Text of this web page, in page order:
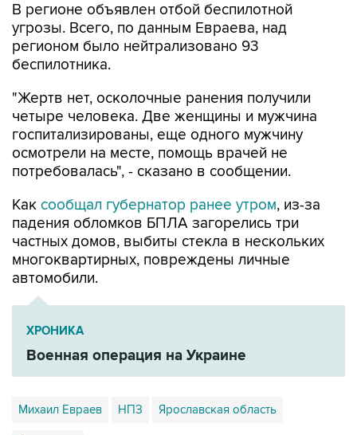
В регионе объявлен отбой беспилотной
угрозы. Всего, по данным Евраева, над
регионом было нейтрализовано 93
беспилотника.
"Жертв нет, осколочные ранения получили
четыре человека. Две женщины и мужчина
госпитализированы, еще одного мужчину
осмотрели на месте, помощь врачей не
потребовалась", - сказано в сообщении.
Как сообщал губернатор ранее утром, из-за
падения обломков БПЛА загорелись три
частных домов, выбиты стекла в нескольких
многоквартирных, повреждены личные
автомобили.
ХРОНИКА
Военная операция на Украине
Михаил Евраев НПЗ Ярославская область